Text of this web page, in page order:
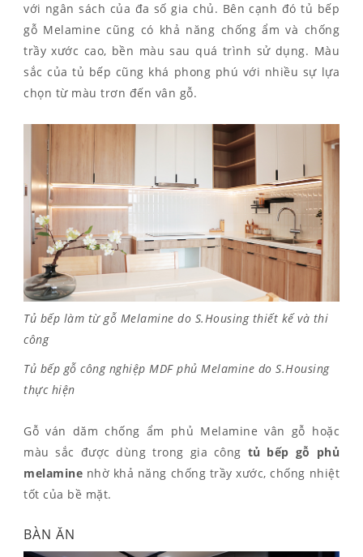
với ngân sách của đa số gia chủ. Bên cạnh đó tủ bếp
gỗ Melamine cũng có khả năng chống ẩm và chống
trầy xước cao, bền màu sau quá trình sử dụng. Màu
sắc của tủ bếp cũng khá phong phú với nhiều sự lựa
chọn từ màu trơn đến vân gỗ.
Tủ bếp làm từ gỗ Melamine do S.Housing thiết kế và thi
công
Tủ bếp gỗ công nghiệp MDF phủ Melamine do S.Housing
thực hiện
Gỗ ván dăm chống ẩm phủ Melamine vân gỗ hoặc
màu sắc được dùng trong gia công tủ bếp gỗ phủ
melamine nhờ khả năng chống trầy xước, chống nhiệt
tốt của bề mặt.
BÀN ĂN